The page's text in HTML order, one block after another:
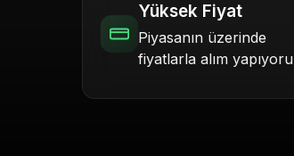
Yüksek Fiyat
Piyasanın üzerinde
fiyatlarla alım